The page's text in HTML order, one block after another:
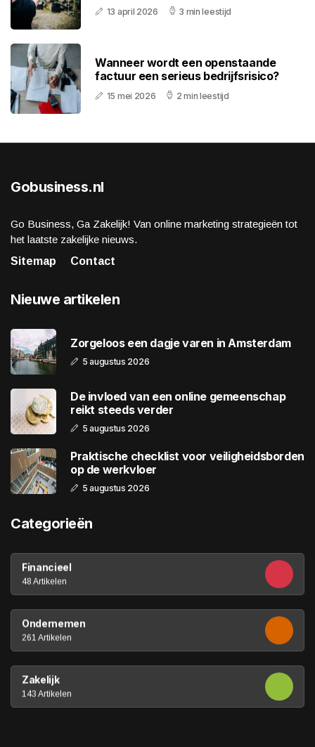
13 april 2026 3 min leestijd
Wanneer wordt een openstaande
factuur een serieus bedrijfsrisico?
15 mei 2026 2 min leestijd
Gobusiness.nl
Go Business, Ga Zakelijk! Van online marketing strategieën tot
het laatste zakelijke nieuws.
Sitemap
Contact
Nieuwe artikelen
Zorgeloos een dagje varen in Amsterdam
5 augustus 2026
De invloed van een online gemeenschap
reikt steeds verder
5 augustus 2026
Praktische checklist voor veiligheidsborden
op de werkvloer
5 augustus 2026
Categorieën
Financieel
48 Artikelen
Ondernemen
261 Artikelen
Zakelijk
143 Artikelen